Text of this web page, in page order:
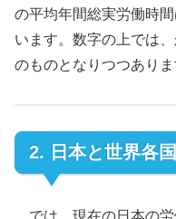
の平均年間総実労働時間
います。数字の上では
のものとなりつつありま
2. 日本と世界各
では、現在の日本の労